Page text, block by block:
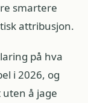
smartere
attribusjon.
på hva
i 2026, og
å jage